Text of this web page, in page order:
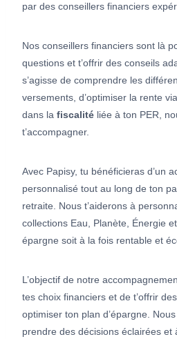
par des conseillers financiers
Nos conseillers financiers sont là
questions et t’offrir des conseils
s’agisse de comprendre les
versements, d’optimiser la rente
dans la fiscalité liée à ton PER,
t’accompagner.
Avec Papisy, tu bénéficieras d’un
personnalisé tout au long de ton
retraite. Nous t’aiderons à
collections Eau, Planète, Énergie
épargne soit à la fois rentable et
L’objectif de notre
tes choix financiers et de t’offrir
optimiser ton plan d’épargne.
prendre des décisions éclairées et